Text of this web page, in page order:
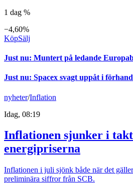
1 dag %
−4,60%
KöpSälj
Just nu: Muntert på ledande
Just nu: Spacex svagt uppåt i
nyheter/Inflation
Idag, 08:19
Inflationen sjunker i
energipriserna
Inflationen i juli sjönk både när det
preliminära siffror från SCB.